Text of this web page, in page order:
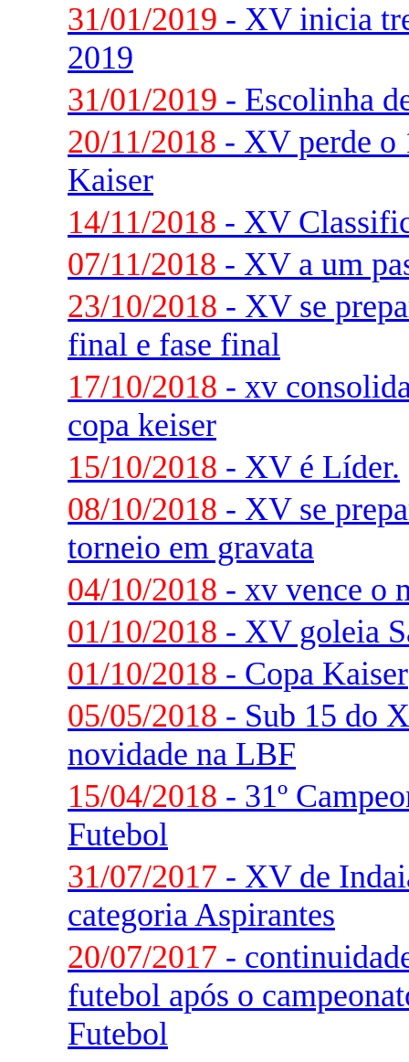
31/01/2019 - XV inicia
2019
31/01/2019 - Escolinha
20/11/2018 - XV perde o
Kaiser
14/11/2018 - XV
07/11/2018 - XV a um
23/10/2018 - XV se
final e fase final
17/10/2018 - xv
copa keiser
15/10/2018 - XV é Líder.
08/10/2018 - XV se
torneio em gravata
04/10/2018 - xv vence o
01/10/2018 - XV goleia
01/10/2018 - Copa Kaiser
05/05/2018 - Sub 15 do
novidade na LBF
15/04/2018 - 31º
Futebol
31/07/2017 - XV de
categoria Aspirantes
20/07/2017 -
futebol após o
Futebol